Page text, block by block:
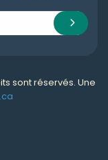
sont réservés. Une